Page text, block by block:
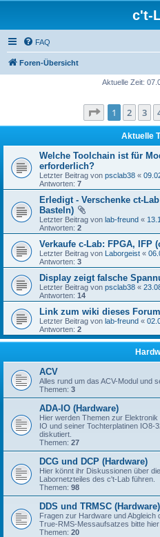
c't-
FAQ
Foren-Übersicht
Aktuelle Zeit:
Seite 1von 10
1 2 3
Aktuelle
Welche Toolchain ist für
erforderlich?
Letzter Beitrag von psclab38 «
Antworten: 7
Erledigt - Verschenke ct-
Basteln)
Letzter Beitrag von lab-freund «
Antworten: 2
Verkaufe c-Lab: FPGA, IFP
Letzter Beitrag von Laborgeist «
Antworten: 3
Display zeigt falsche
Letzter Beitrag von psclab38 «
Antworten: 14
Link zum wiki dieses
Letzter Beitrag von lab-freund «
Antworten: 2
ACV
Alles rund um das ACV-Modul und
Themen: 3
ADA-IO (Hardware)
Hier werden Themen zur
IO und seiner Tochterplatinen IO8-
diskutiert.
Themen: 27
DCG und DCP (Hardware)
Hier könnt ihr Diskussionen über
Labornetzteiles des c't-Lab führen.
Themen: 98
DDS und TRMSC (Hardware)
Fragen zur Hardware und Abgleich
True-RMS-Messaufsatzes bitte hier
Themen: 20